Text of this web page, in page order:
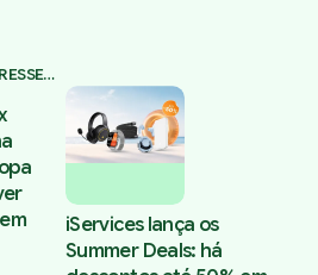
iServices lança os
Summer Deals: há